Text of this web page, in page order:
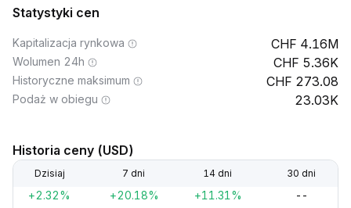
Statystyki cen
Kapitalizacja rynkowa 4.16M
Wolumen 24h 5.36K
Historyczne maksimum 273.08
Podaż w obiegu 23.03K
Historia ceny (USD)
Dzisiaj 7 dni 14 dni 30 dni
+2.32% +20.18% +11.31% --